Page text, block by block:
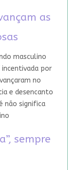
as
masculino
por
no
e desencanto
não significa
sempre